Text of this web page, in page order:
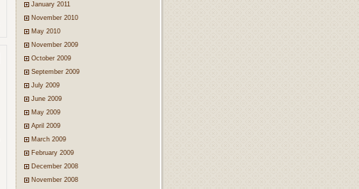
January 2011
November 2010
May 2010
November 2009
October 2009
September 2009
July 2009
June 2009
May 2009
April 2009
March 2009
February 2009
December 2008
November 2008